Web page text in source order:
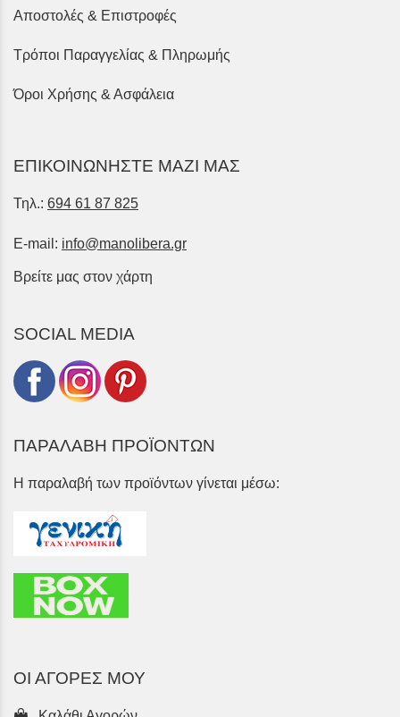
Αποστολές & Επιστροφές
Τρόποι Παραγγελίας & Πληρωμής
Όροι Χρήσης & Ασφάλεια
ΕΠΙΚΟΙΝΩΝΗΣΤΕ ΜΑΖΙ ΜΑΣ
Τηλ.: 694 61 87 825
E-mail: info@manolibera.gr
Βρείτε μας στον χάρτη
SOCIAL MEDIA
ΠΑΡΑΛΑΒΗ ΠΡΟΪΟΝΤΩΝ
Η παραλαβή των προϊόντων γίνεται μέσω:
ΟΙ ΑΓΟΡΕΣ ΜΟΥ